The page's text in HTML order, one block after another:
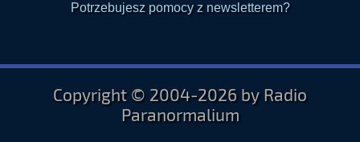
Potrzebujesz pomocy z newsletterem?
Copyright © 2004-2026 by Radio
Paranormalium